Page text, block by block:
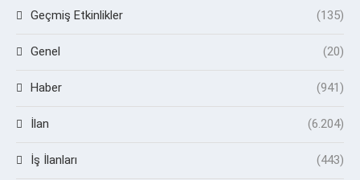
Geçmiş Etkinlikler (135)
Genel (20)
Haber (941)
İlan (6.204)
İş İlanları (443)